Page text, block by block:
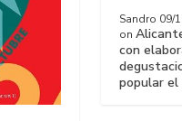
Sandro 09/
on
con
popular el